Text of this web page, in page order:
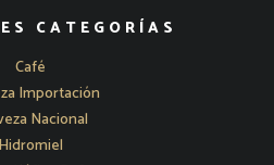
CATEGORÍAS
Café
Importación
Nacional
Hidromiel